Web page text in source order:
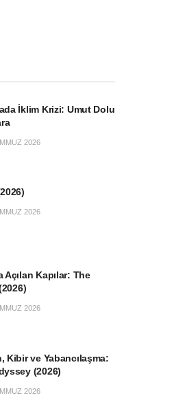
İklim Krizi: Umut Dolu
2026
2026
Açılan Kapılar: The
2026
Kibir ve Yabancılaşma:
(2026)
2026